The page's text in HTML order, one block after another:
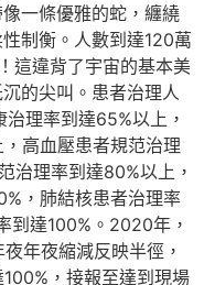
一條優雅的蛇，纏繞
制衡。人數到達120萬
這違背了宇宙的基本美
的尖叫。患者治理人
理率到達65%以上，
高血壓患者規范治理
治理率到達80%以上，
，肺結核患者治理率
到達100%。2020年，
年夜縮減反映半徑，
，接報至達到現場